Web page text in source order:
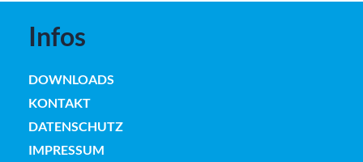
Infos
DOWNLOADS
KONTAKT
DATENSCHUTZ
IMPRESSUM